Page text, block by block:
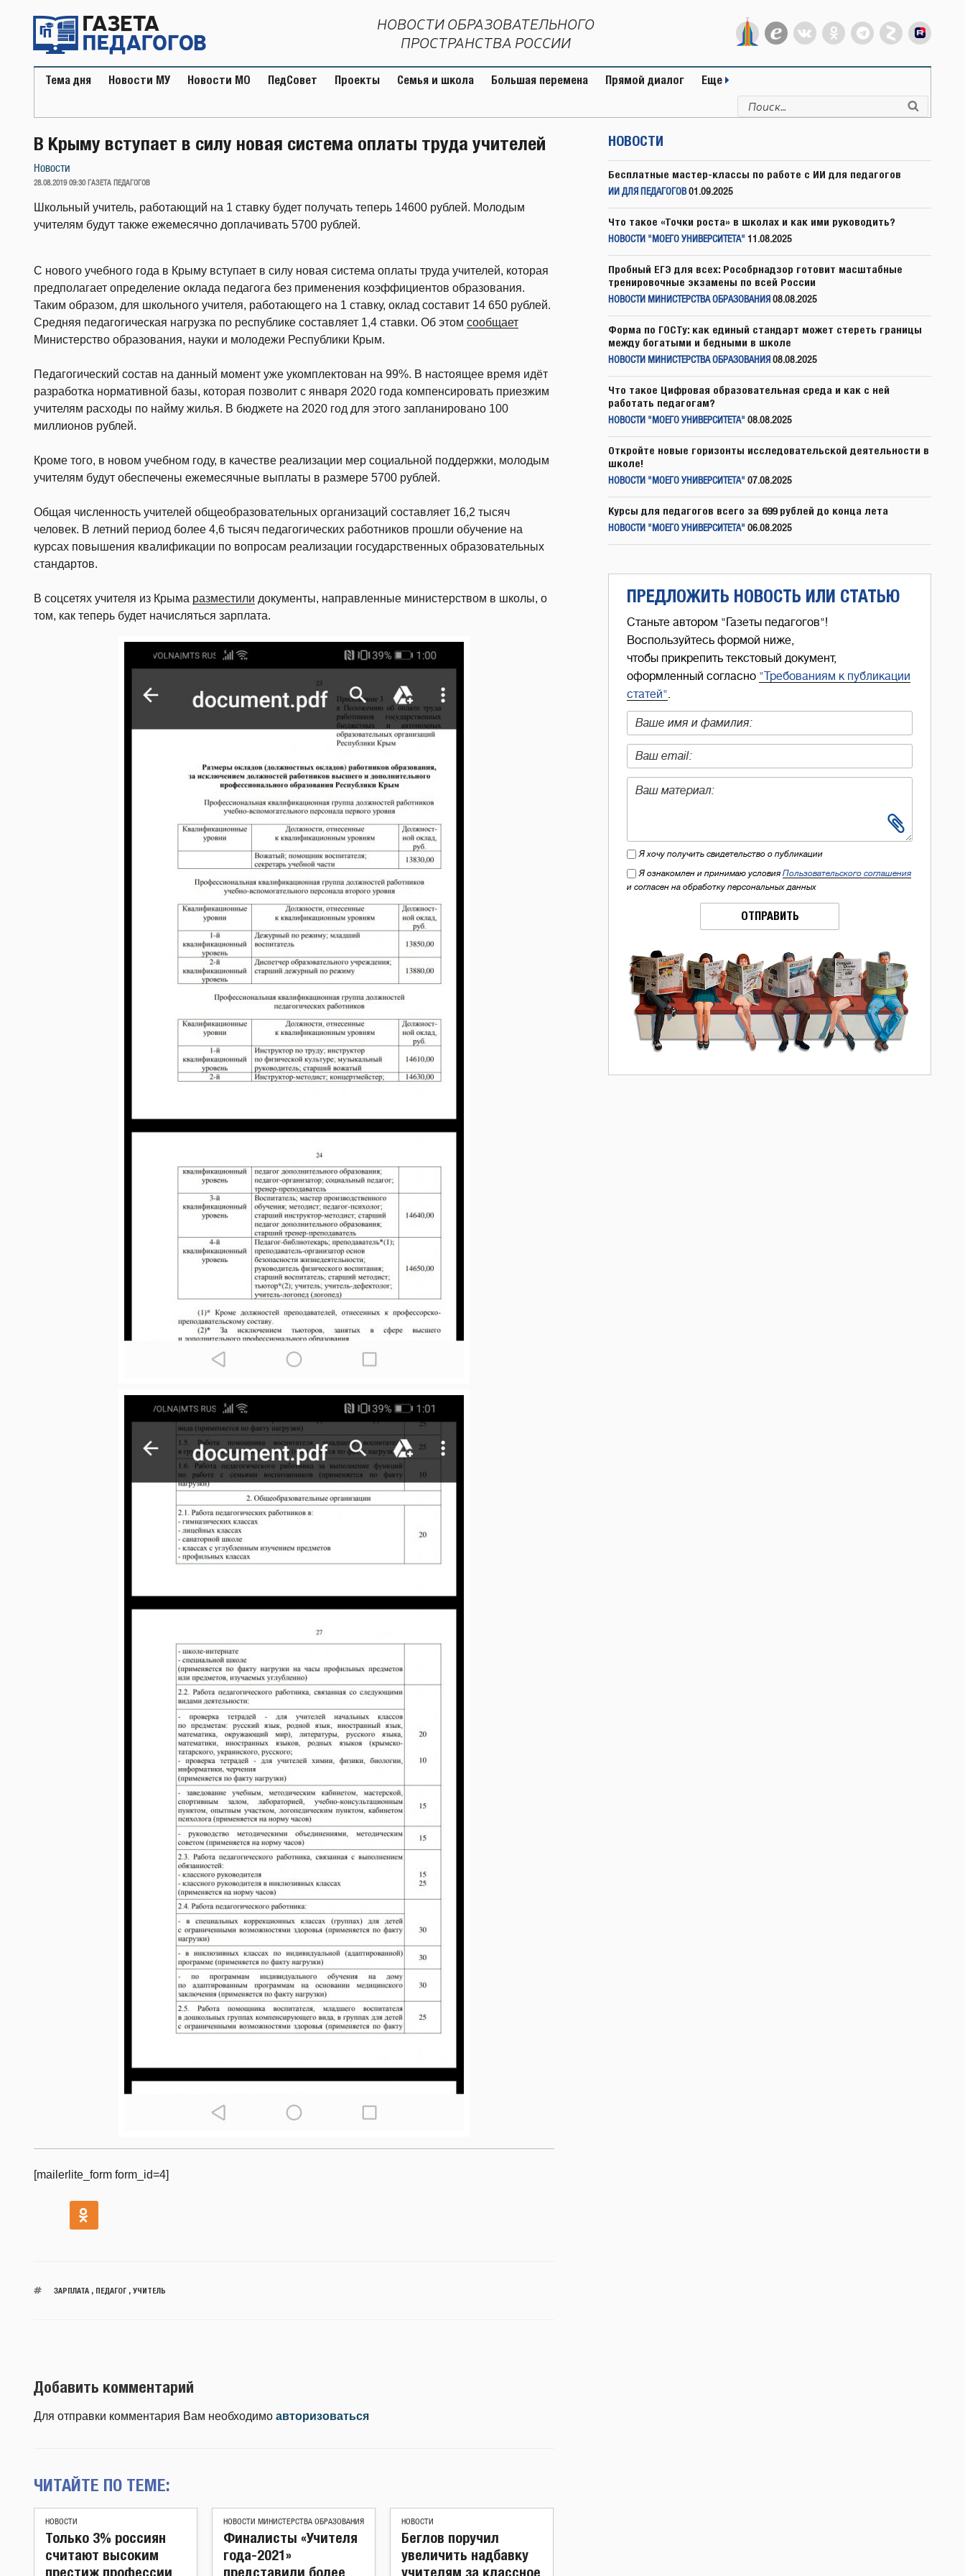
содержимому
НОВОСТИ ОБРАЗОВАТЕЛЬНОГО
ПРОСТРАНСТВА РОССИИ
Тема дня Новости МУ Новости МО ПедСовет Проекты Семья и школа Большая перемена Прямой диалог Еще
Искать:
В Крыму вступает в силу новая система оплаты труда учителей
Новости
ОПУБЛИКОВАНО
28.08.2019 09:30 ГАЗЕТА ПЕДАГОГОВ
Школьный учитель, работающий на 1 ставку будет получать теперь 14600 рублей. Молодым
учителям будут также ежемесячно доплачивать 5700 рублей.
С нового учебного года в Крыму вступает в силу новая система оплаты труда учителей, которая
предполагает определение оклада педагога без применения коэффициентов образования.
Таким образом, для школьного учителя, работающего на 1 ставку, оклад составит 14 650 рублей.
Средняя педагогическая нагрузка по республике составляет 1,4 ставки. Об этом сообщает
Министерство образования, науки и молодежи Республики Крым.
Педагогический состав на данный момент уже укомплектован на 99%. В настоящее время идёт
разработка нормативной базы, которая позволит с января 2020 года компенсировать приезжим
учителям расходы по найму жилья. В бюджете на 2020 год для этого запланировано 100
миллионов рублей.
Кроме того, в новом учебном году, в качестве реализации мер социальной поддержки, молодым
учителям будут обеспечены ежемесячные выплаты в размере 5700 рублей.
Общая численность учителей общеобразовательных организаций составляет 16,2 тысяч
человек. В летний период более 4,6 тысяч педагогических работников прошли обучение на
курсах повышения квалификации по вопросам реализации государственных образовательных
стандартов.
В соцсетях учителя из Крыма разместили документы, направленные министерством в школы, о
том, как теперь будет начисляться зарплата.
[mailerlite_form form_id=4]
ЗАРПЛАТА, ПЕДАГОГ, УЧИТЕЛЬ
Добавить комментарий
Для отправки комментария Вам необходимо авторизоваться
ЧИТАЙТЕ ПО ТЕМЕ:
НОВОСТИ
Только 3% россиян
считают высоким
престиж профессии
НОВОСТИ МИНИСТЕРСТВА ОБРАЗОВАНИЯ
Финалисты «Учителя
года-2021»
представили более
НОВОСТИ
Беглов поручил
увеличить надбавку
учителям за классное
НОВОСТИ
Бесплатные мастер-классы по работе с ИИ для педагогов
ИИ ДЛЯ ПЕДАГОГОВ 01.09.2025
Что такое «Точки роста» в школах и как ими руководить?
НОВОСТИ "МОЕГО УНИВЕРСИТЕТА" 11.08.2025
Пробный ЕГЭ для всех: Рособрнадзор готовит масштабные
тренировочные экзамены по всей России
НОВОСТИ МИНИСТЕРСТВА ОБРАЗОВАНИЯ 08.08.2025
Форма по ГОСТу: как единый стандарт может стереть границы
между богатыми и бедными в школе
НОВОСТИ МИНИСТЕРСТВА ОБРАЗОВАНИЯ 08.08.2025
Что такое Цифровая образовательная среда и как с ней
работать педагогам?
НОВОСТИ "МОЕГО УНИВЕРСИТЕТА" 08.08.2025
Откройте новые горизонты исследовательской деятельности в
школе!
НОВОСТИ "МОЕГО УНИВЕРСИТЕТА" 07.08.2025
Курсы для педагогов всего за 699 рублей до конца лета
НОВОСТИ "МОЕГО УНИВЕРСИТЕТА" 06.08.2025
ПРЕДЛОЖИТЬ НОВОСТЬ ИЛИ СТАТЬЮ
Станьте автором "Газеты педагогов"!
Воспользуйтесь формой ниже,
чтобы прикрепить текстовый документ,
оформленный согласно "Требованиям к публикации
статей".
Я хочу получить свидетельство о публикации
Я ознакомлен и принимаю условия Пользовательского соглашения
и согласен на обработку персональных данных
ОТПРАВИТЬ